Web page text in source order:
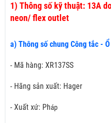
1) Thông số kỹ thuật: 13A
neon/ flex outlet
a) Thông số chung Công tắc -
- Mã hàng: XR137SS
- Hãng sản xuất: Hager
- Xuất xứ: Pháp